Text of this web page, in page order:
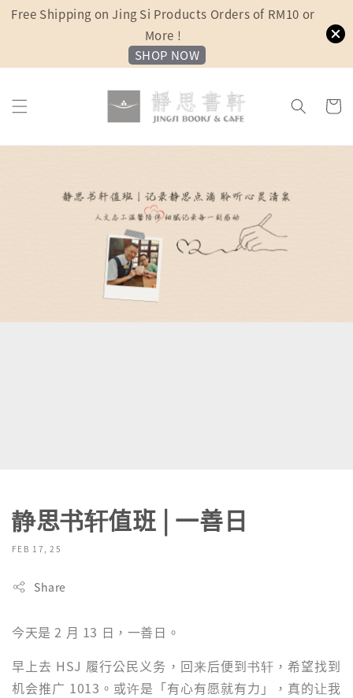
Free Shipping on Jing Si Products Orders of RM10 or
More !
SHOP NOW
静思书轩值班 | 一善日
FEB 17, 25
Share
今天是 2 月 13 日，一善日。
早上去 HSJ 履行公民义务，回来后便到书轩，希望找到
机会推广 1013。或许是「有心有愿就有力」，真的让我